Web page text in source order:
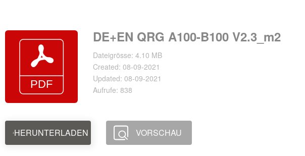
DE+EN QRG A100-B100 V2.3_m2
Dateigrösse: 4.10 MB
Created: 08-09-2021
Updated: 08-09-2021
Aufrufe: 838
HERUNTERLADEN VORSCHAU